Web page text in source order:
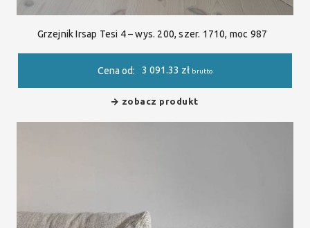
Grzejnik Irsap Tesi 4 – wys. 200, szer. 1710, moc 987
Cena od: 3 091.33 zł brutto
zobacz produkt